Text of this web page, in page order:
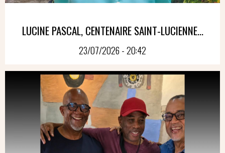
LUCINE PASCAL, CENTENAIRE SAINT-LUCIENNE...
23/07/2026 - 20:42